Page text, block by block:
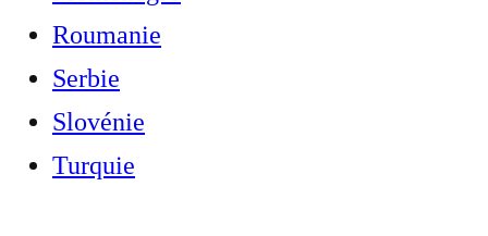
Roumanie
Serbie
Slovénie
Turquie